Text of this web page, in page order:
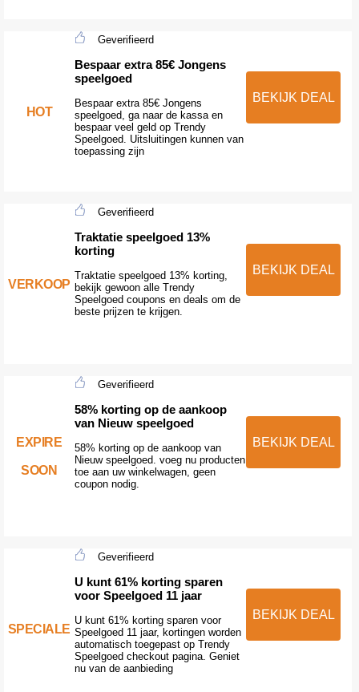
HOT
Geverifieerd
Bespaar extra 85€ Jongens
speelgoed
Bespaar extra 85€ Jongens
speelgoed, ga naar de kassa en
bespaar veel geld op Trendy
Speelgoed. Uitsluitingen kunnen van
toepassing zijn
BEKIJK DEAL
VERKOOP
Geverifieerd
Traktatie speelgoed 13%
korting
Traktatie speelgoed 13% korting,
bekijk gewoon alle Trendy
Speelgoed coupons en deals om de
beste prijzen te krijgen.
BEKIJK DEAL
EXPIRE
SOON
Geverifieerd
58% korting op de aankoop
van Nieuw speelgoed
58% korting op de aankoop van
Nieuw speelgoed. voeg nu producten
toe aan uw winkelwagen, geen
coupon nodig.
BEKIJK DEAL
SPECIALE
Geverifieerd
U kunt 61% korting sparen
voor Speelgoed 11 jaar
U kunt 61% korting sparen voor
Speelgoed 11 jaar, kortingen worden
automatisch toegepast op Trendy
Speelgoed checkout pagina. Geniet
nu van de aanbieding
BEKIJK DEAL